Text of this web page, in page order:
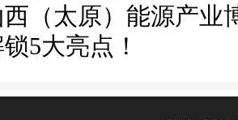
西（太原）能源产业
5大亮点！